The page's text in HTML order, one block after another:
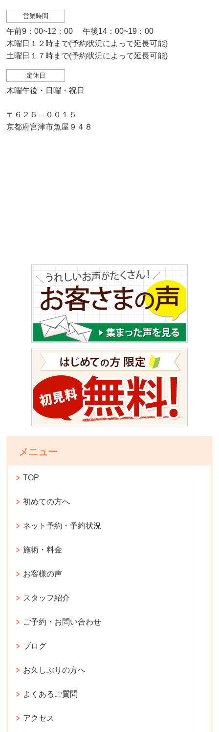
営業時間
午前9：00~12：00 午後14：00~19：00
木曜日１２時まで(予約状況によって延長可能)
土曜日１７時まで(予約状況によって延長可能)
定休日
木曜午後・日曜・祝日
〒６２６－００１５
京都府宮津市魚屋９４８
メニュー
TOP
初めての方へ
ネット予約・予約状況
施術・料金
お客様の声
スタッフ紹介
ご予約・お問い合わせ
ブログ
お久しぶりの方へ
よくあるご質問
アクセス